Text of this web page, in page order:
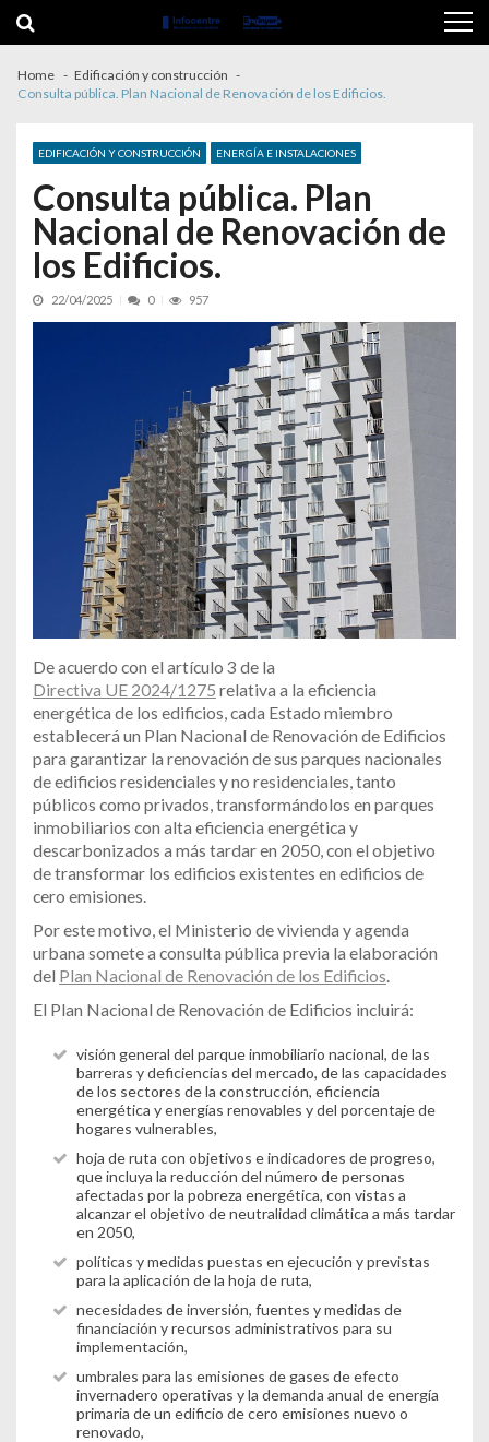
Home
Edificación y construcción
Consulta pública. Plan Nacional de Renovación de los Edificios.
EDIFICACIÓN Y CONSTRUCCIÓN ENERGÍA E INSTALACIONES
Consulta pública. Plan
Nacional de Renovación de
los Edificios.
22/04/2025 0 957
De acuerdo con el artículo 3 de la
Directiva UE 2024/1275 relativa a la eficiencia
energética de los edificios, cada Estado miembro
establecerá un Plan Nacional de Renovación de Edificios
para garantizar la renovación de sus parques nacionales
de edificios residenciales y no residenciales, tanto
públicos como privados, transformándolos en parques
inmobiliarios con alta eficiencia energética y
descarbonizados a más tardar en 2050, con el objetivo
de transformar los edificios existentes en edificios de
cero emisiones.
Por este motivo, el Ministerio de vivienda y agenda
urbana somete a consulta pública previa la elaboración
del Plan Nacional de Renovación de los Edificios.
El Plan Nacional de Renovación de Edificios incluirá:
visión general del parque inmobiliario nacional, de las
barreras y deficiencias del mercado, de las capacidades
de los sectores de la construcción, eficiencia
energética y energías renovables y del porcentaje de
hogares vulnerables,
hoja de ruta con objetivos e indicadores de progreso,
que incluya la reducción del número de personas
afectadas por la pobreza energética, con vistas a
alcanzar el objetivo de neutralidad climática a más tardar
en 2050,
políticas y medidas puestas en ejecución y previstas
para la aplicación de la hoja de ruta,
necesidades de inversión, fuentes y medidas de
financiación y recursos administrativos para su
implementación,
umbrales para las emisiones de gases de efecto
invernadero operativas y la demanda anual de energía
primaria de un edificio de cero emisiones nuevo o
renovado,